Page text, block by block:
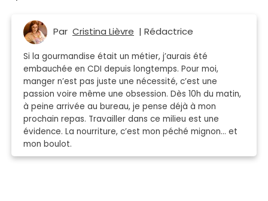
Par Cristina Lièvre | Rédactrice
Si la gourmandise était un métier, j’aurais été
embauchée en CDI depuis longtemps. Pour moi,
manger n’est pas juste une nécessité, c’est une
passion voire même une obsession. Dès 10h du matin,
à peine arrivée au bureau, je pense déjà à mon
prochain repas. Travailler dans ce milieu est une
évidence. La nourriture, c’est mon péché mignon… et
mon boulot.